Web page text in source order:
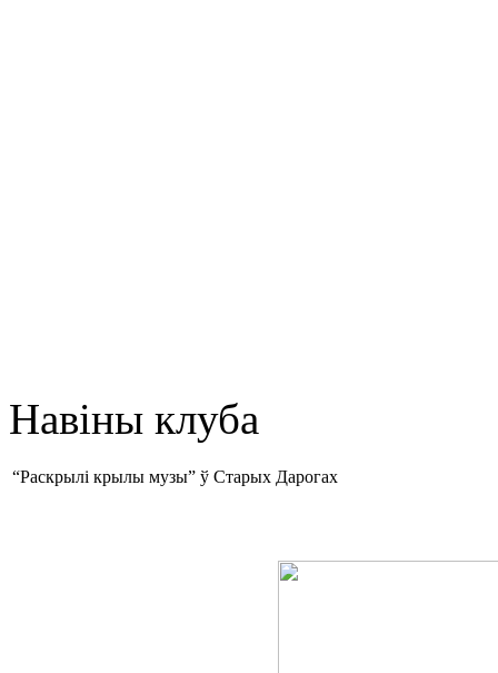
Навіны клуба
“Раскрылі крылы музы” ў Старых Дарогах